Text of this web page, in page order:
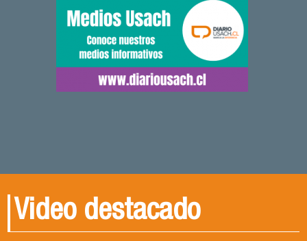
Video destacado